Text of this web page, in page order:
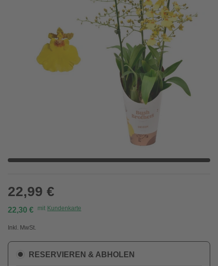
22,99 €
22,30 € mit Kundenkarte
Inkl. MwSt.
RESERVIEREN & ABHOLEN